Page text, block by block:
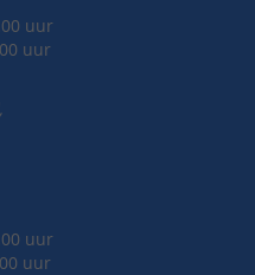
uur
uur
uur
uur